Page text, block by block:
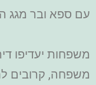
עם ספא ובר מגג
משפחות יעדיפו
משפחה, קרובים